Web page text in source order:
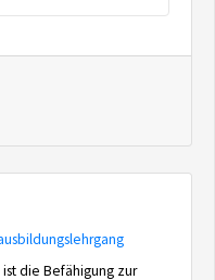
die Befähigung zur